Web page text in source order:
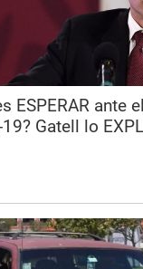
ESPERAR ante
Gatell lo